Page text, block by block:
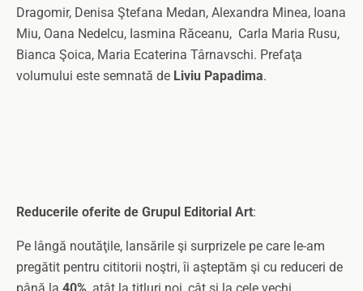
Dragomir, Denisa Ştefana Medan, Alexandra Minea, Ioana
Miu, Oana Nedelcu, Iasmina Răceanu, Carla Maria Rusu,
Bianca Şoica, Maria Ecaterina Târnavschi. Prefaţa
volumului este semnată de Liviu Papadima.
Reducerile oferite de Grupul Editorial Art:
Pe lângă noutăţile, lansările şi surprizele pe care le-am
pregătit pentru cititorii noştri, îi aşteptăm şi cu reduceri de